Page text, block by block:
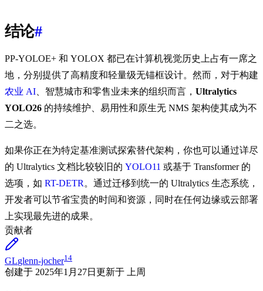
结论#
PP-YOLOE+ 和 YOLOX 都已在计算机视觉历史上占有一席之
地，分别提供了高精度和轻量级无锚框设计。然而，对于构建
农业 AI 、智慧城市和零售业未来的组织而言， Ultralytics
YOLO26 的持续维护、易用性和原生无 NMS 架构使其成为不
二之选。
如果你正在为特定基准测试探索替代架构，你也可以通过详尽
的 Ultralytics 文档比较较旧的 YOLO11 或基于 Transformer 的
选项，如 RT-DETR 。通过迁移到统一的 Ultralytics 生态系统，
开发者可以节省宝贵的时间和资源，同时在任何边缘或云部署
上实现最先进的成果。
贡献者
GLglenn-jocher14
创建于 2025年1月27日 更新于 上周